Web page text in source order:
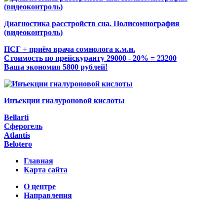
Диагностика расстройств сна. Полисомнография
(видеоконтроль)
ПСГ + приём врача сомнолога к.м.н.
Стоимость по прейскуранту 29000 - 20% = 23200
Ваша экономия 5800 рублей!
Инъекции гиалуроновой кислоты
Bellarti
Сферогель
Atlantis
Belotero
Главная
Карта сайта
О центре
Направления